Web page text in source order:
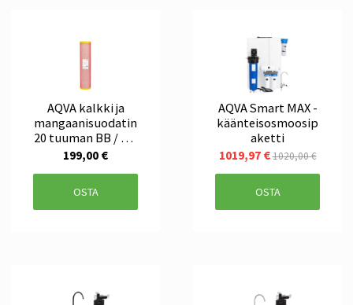
AQVA kalkki ja
mangaanisuodatin
20 tuuman BB / XL-
koko
199,00 €
OSTA
AQVA Smart MAX -
käänteisosmoosip
aketti
1019,97 €1020,00 €
OSTA